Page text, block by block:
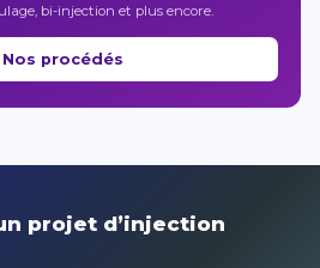
bi-injection et plus encore.
Nos procédés
projet d’injection